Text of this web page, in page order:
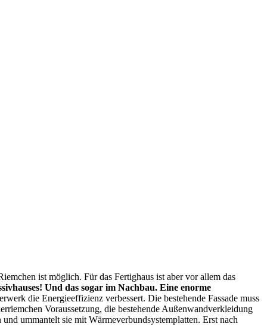
ist möglich. Für das Fertighaus ist aber vor allem das
Und das sogar im Nachbau. Eine enorme
die Energieeffizienz verbessert. Die bestehende Fassade muss
Voraussetzung, die bestehende Außenwandverkleidung
ummantelt sie mit Wärmeverbundsystemplatten. Erst nach